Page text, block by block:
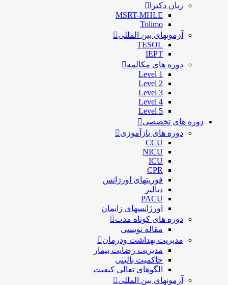
زبان دکترا
MSRT-MHLE
Tolimo
آزمونهای بین المللی
TESOL
IEPT
دوره های مکالمه
Level 1
Level 2
Level 3
Level 4
Level 5
دوره های تخصصی
دوره های بازآموزی
CCU
NICU
ICU
CPR
فوریتهای اورژانس
دیالیز
PACU
اورژانسهای زایمان
دوره های کوتاه مدت
مقاله نویسی
مدیریت بهداشت ودرمان
مديريت رضايت بيمار
حاكميت بالينی
الگوهای تعالی کيفيت
آزمونهای بین المللی